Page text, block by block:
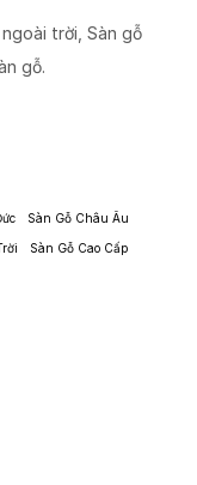
trời, Sàn gỗ
gỗ.
Sàn Gỗ Châu Âu
Sàn Gỗ Cao Cấp